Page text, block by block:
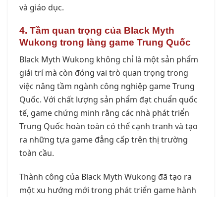
và giáo dục.
4. Tầm quan trọng của Black Myth
Wukong trong làng game Trung Quốc
Black Myth Wukong không chỉ là một sản phẩm
giải trí mà còn đóng vai trò quan trọng trong
việc nâng tầm ngành công nghiệp game Trung
Quốc. Với chất lượng sản phẩm đạt chuẩn quốc
tế, game chứng minh rằng các nhà phát triển
Trung Quốc hoàn toàn có thể cạnh tranh và tạo
ra những tựa game đẳng cấp trên thị trường
toàn cầu.
Thành công của Black Myth Wukong đã tạo ra
một xu hướng mới trong phát triển game hành